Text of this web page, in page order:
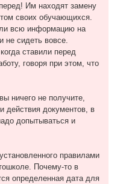
Им находят замену
своих обучающихся.
всю информацию на
не сидеть вовсе.
ставили перед
говоря при этом, что
ничего не получите,
действия документов, в
допытываться и
правилами
Почему-то в
определенная дата для